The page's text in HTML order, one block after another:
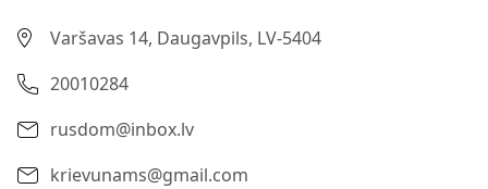
Varšavas 14, Daugavpils, LV-5404
20010284
rusdom@inbox.lv
krievunams@gmail.com